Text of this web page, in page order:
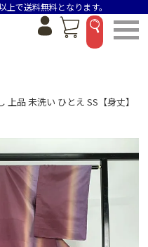
で送料無料となります。
上品 未洗い ひとえ SS【身丈】